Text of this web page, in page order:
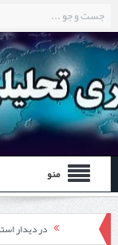
منو
در دیدار